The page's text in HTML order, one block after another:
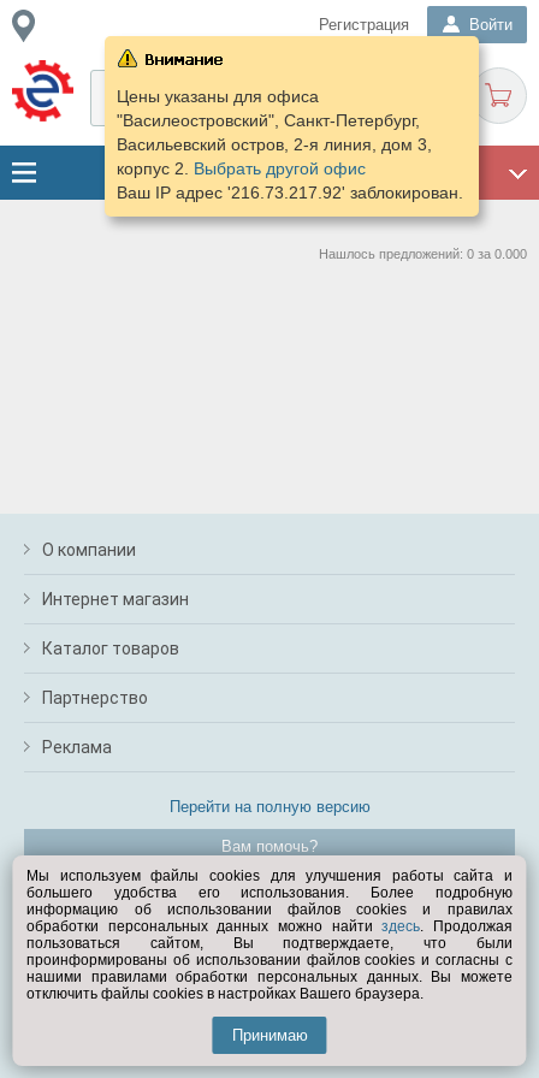
Регистрация Войти
Цены указаны для офиса
"Василеостровский", Санкт-Петербург,
Васильевский остров, 2-я линия, дом 3,
корпус 2. Выбрать другой офис
Ваш IP адрес '216.73.217.92' заблокирован.
Нашлось предложений: 0 за 0.000
О компании
Интернет магазин
Каталог товаров
Партнерство
Реклама
Перейти на полную версию
Вам помочь?
© Exist.ru 1998—2026
Мы используем файлы cookies для улучшения работы сайта и
большего удобства его использования. Более подробную
информацию об использовании файлов cookies и правилах
обработки персональных данных можно найтиздесь. Продолжая
пользоваться сайтом, Вы подтверждаете, что были
проинформированы об использовании файлов cookies и согласны с
нашими правилами обработки персональных данных. Вы можете
отключить файлы cookies в настройках Вашего браузера.
Принимаю